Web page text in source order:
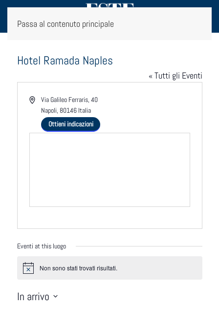
Passa al contenuto principale
Hotel Ramada Naples
« Tutti gli Eventi
IndirizzoVia Galileo Ferraris, 40
Napoli, 80146 Italia
Ottieni indicazioni
Eventi at this luogo
Notice Non sono stati trovati risultati.
In arrivo